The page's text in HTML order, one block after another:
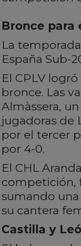
Bronce para
La
España Sub-
El CPLV
bronce. Las
Almàssera,
jugadoras de
por el tercer
por 4-0.
El CHL
competición,
sumando
su cantera
Castilla y